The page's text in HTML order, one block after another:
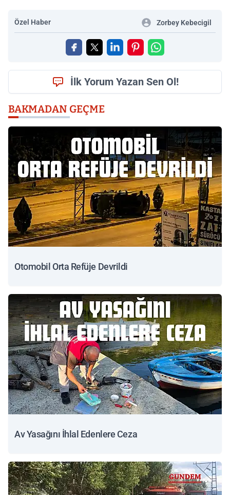
Özel Haber Zorbey Kebecigil
İlk Yorum Yazan Sen Ol!
BAKMADAN GEÇME
Otomobil Orta Refüje Devrildi
Av Yasağını İhlal Edenlere Ceza